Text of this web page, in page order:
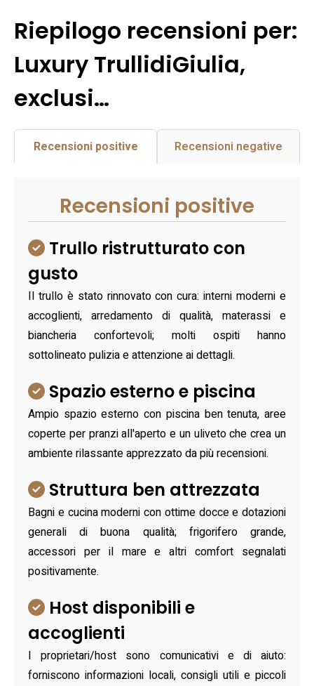
Riepilogo recensioni per:
Luxury TrullidiGiulia,
exclusi…
Recensioni positive Recensioni negative
Recensioni positive
Trullo ristrutturato con
gusto
Il trullo è stato rinnovato con cura: interni moderni e
accoglienti, arredamento di qualità, materassi e
biancheria confortevoli; molti ospiti hanno
sottolineato pulizia e attenzione ai dettagli.
Spazio esterno e piscina
Ampio spazio esterno con piscina ben tenuta, aree
coperte per pranzi all'aperto e un uliveto che crea un
ambiente rilassante apprezzato da più recensioni.
Struttura ben attrezzata
Bagni e cucina moderni con ottime docce e dotazioni
generali di buona qualità; frigorifero grande,
accessori per il mare e altri comfort segnalati
positivamente.
Host disponibili e
accoglienti
I proprietari/host sono comunicativi e di aiuto:
forniscono informazioni locali, consigli utili e piccoli